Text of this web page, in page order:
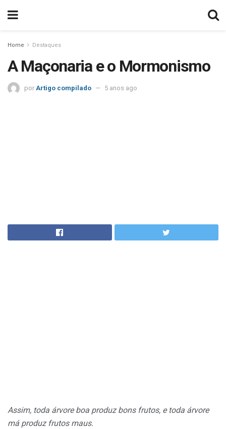
Home Destaques
A Maçonaria e o Mormonismo
por Artigo compilado 5 anos ago
Assim, toda árvore boa produz bons frutos, e toda árvore
má produz frutos maus.